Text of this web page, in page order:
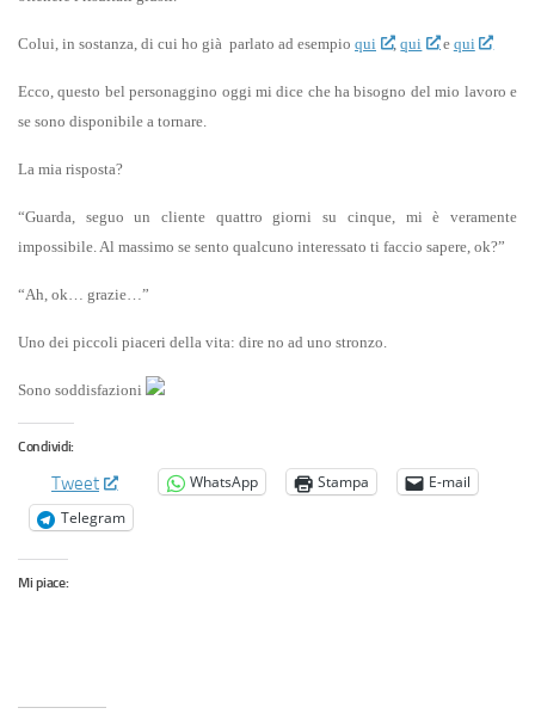
Colui, in sostanza, di cui ho già parlato ad esempio qui ,qui e qui
Ecco, questo bel personaggino oggi mi dice che ha bisogno del mio lavoro e
se sono disponibile a tornare.
La mia risposta?
“Guarda, seguo un cliente quattro giorni su cinque, mi è veramente
impossibile. Al massimo se sento qualcuno interessato ti faccio sapere, ok?”
“Ah, ok… grazie…”
Uno dei piccoli piaceri della vita: dire no ad uno stronzo.
Sono soddisfazioni
Condividi:
Tweet WhatsApp Stampa
E-mail
Telegram
Mi piace: